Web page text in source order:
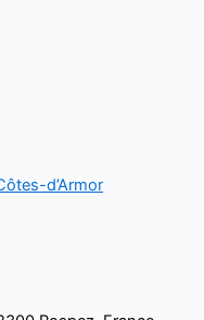
d’Armor